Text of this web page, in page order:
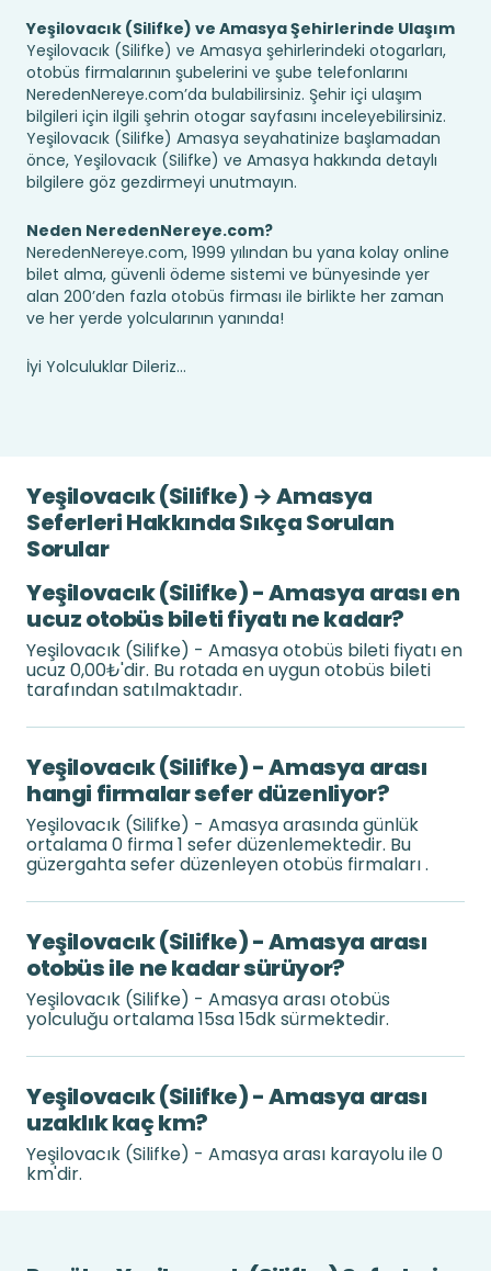
Yeşilovacık (Silifke) ve Amasya Şehirlerinde Ulaşım
Yeşilovacık (Silifke) ve Amasya şehirlerindeki otogarları,
otobüs firmalarının şubelerini ve şube telefonlarını
NeredenNereye.com’da bulabilirsiniz. Şehir içi ulaşım
bilgileri için ilgili şehrin otogar sayfasını inceleyebilirsiniz.
Yeşilovacık (Silifke) Amasya seyahatinize başlamadan
önce, Yeşilovacık (Silifke) ve Amasya hakkında detaylı
bilgilere göz gezdirmeyi unutmayın.
Neden NeredenNereye.com?
NeredenNereye.com, 1999 yılından bu yana kolay online
bilet alma, güvenli ödeme sistemi ve bünyesinde yer
alan 200’den fazla otobüs firması ile birlikte her zaman
ve her yerde yolcularının yanında!
İyi Yolculuklar Dileriz...
Yeşilovacık (Silifke) → Amasya
Seferleri Hakkında Sıkça Sorulan
Sorular
Yeşilovacık (Silifke) - Amasya arası en
ucuz otobüs bileti fiyatı ne kadar?
Yeşilovacık (Silifke) - Amasya otobüs bileti fiyatı en
ucuz 0,00₺'dir. Bu rotada en uygun otobüs bileti
tarafından satılmaktadır.
Yeşilovacık (Silifke) - Amasya arası
hangi firmalar sefer düzenliyor?
Yeşilovacık (Silifke) - Amasya arasında günlük
ortalama 0 firma 1 sefer düzenlemektedir. Bu
güzergahta sefer düzenleyen otobüs firmaları .
Yeşilovacık (Silifke) - Amasya arası
otobüs ile ne kadar sürüyor?
Yeşilovacık (Silifke) - Amasya arası otobüs
yolculuğu ortalama 15sa 15dk sürmektedir.
Yeşilovacık (Silifke) - Amasya arası
uzaklık kaç km?
Yeşilovacık (Silifke) - Amasya arası karayolu ile 0
km'dir.